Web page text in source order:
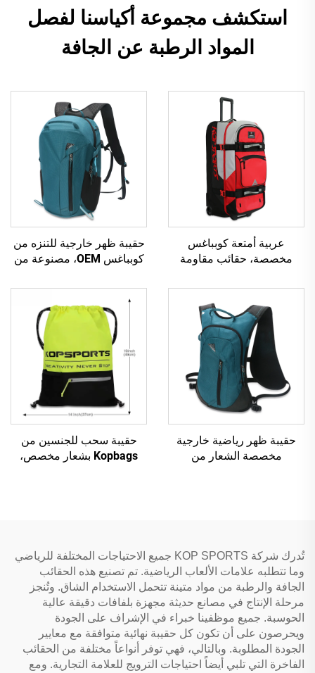
استكشف مجموعة أكياسنا لفصل
المواد الرطبة عن الجافة
عربية أمتعة كوبباغس
مخصصة، حقائب مقاومة
سفر للبدلات والخوذ
المستخدمة في السباقات
حقيبة ظهر خارجية للتنزه من
كوبباغس OEM، مصنوعة من
شعار مخصص وبطانة بوليستر
للرياضة، سعر منخفض
حقيبة ظهر رياضية خارجية
مخصصة الشعار من
حقيبة سحب للجنسين من
Kopbags بشعار مخصص،
تُدرك شركة KOP SPORTS جميع الاحتياجات المختلفة للرياضي
وما تتطلبه علامات الألعاب الرياضية. تم تصنيع هذه الحقائب
الجافة والرطبة من مواد متينة تتحمل الاستخدام الشاق. وتُنجز
مرحلة الإنتاج في مصانع حديثة مجهزة بلفافات دقيقة عالية
الحوسبة. جميع موظفينا خبراء في الإشراف على الجودة
ويحرصون على أن تكون كل حقيبة نهائية متوافقة مع معايير
الجودة المطلوبة. وبالتالي، فهي توفر أنواعاً مختلفة من الحقائب
الفاخرة التي تلبي أيضاً احتياجات الترويج للعلامة التجارية. ومع